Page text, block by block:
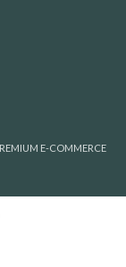
E-COMMERCE